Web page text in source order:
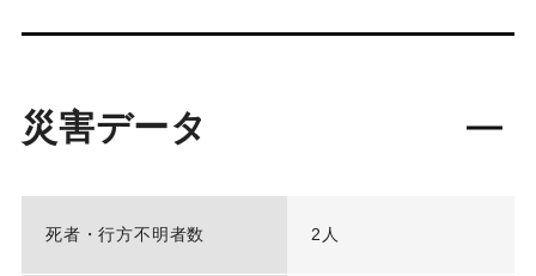
災害データ
死者・行方不明者数 2人